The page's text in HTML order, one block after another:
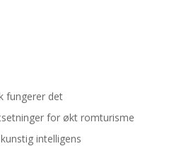
fungerer det
for økt romturisme
intelligens